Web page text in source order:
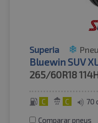
Superia
Bluewin SUV
265/60R18
C C 70
Comparar pneus